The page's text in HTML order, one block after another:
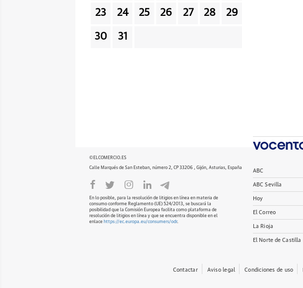
23 24 25 26 27 28 29
30 31
©ELCOMERCIO.ES
Calle Marqués de San Esteban, número 2, CP 33206 , Gijón, Asturias, España
En lo posible, para la resolución de litigios en línea en materia de
consumo conforme Reglamento (UE) 524/2013, se buscará la
posibilidad que la Comisión Europea facilita como plataforma de
resolución de litigios en línea y que se encuentra disponible en el
enlace https://ec.europa.eu/consumers/odr.
ABC
ABC Sevilla
Hoy
El Correo
La Rioja
El Norte de Castilla
Contactar Aviso legal Condiciones de uso